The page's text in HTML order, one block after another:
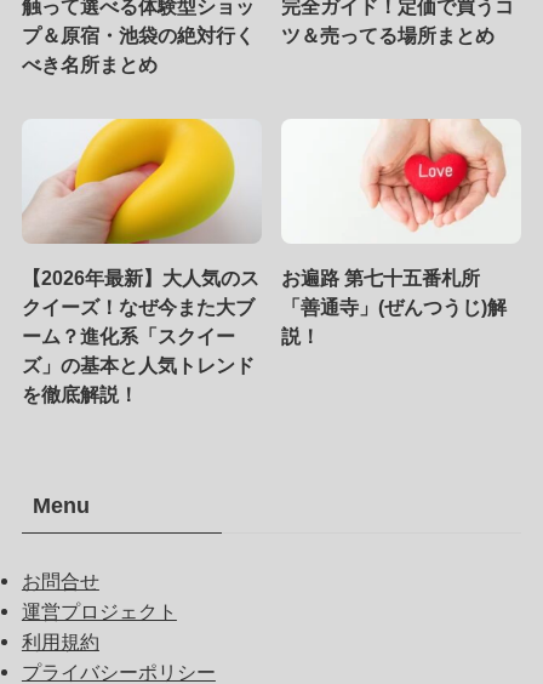
触って選べる体験型ショッ
プ＆原宿・池袋の絶対行く
べき名所まとめ
完全ガイド！定価で買うコ
ツ＆売ってる場所まとめ
【2026年最新】大人気のス
クイーズ！なぜ今また大ブ
ーム？進化系「スクイー
ズ」の基本と人気トレンド
を徹底解説！
お遍路 第七十五番札所
「善通寺」(ぜんつうじ)解
説！
Menu
お問合せ
運営プロジェクト
利用規約
プライバシーポリシー